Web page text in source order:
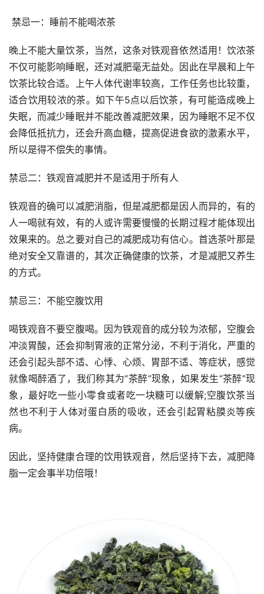
禁忌一：睡前不能喝浓茶
晚上不能大量饮茶，当然，这条对铁观音依然适用！饮浓茶
不仅可能影响睡眠，还对减肥毫无益处。因此在早晨和上午
饮茶比较合适。上午人体代谢率较高，工作任务也比较重，
适合饮用较浓的茶。如下午5点以后饮茶，有可能造成晚上
失眠，而减少睡眠并不能改善减肥效果，因为睡眠不足不仅
会降低抵抗力，还会升高血糖，提高促进食欲的激素水平，
所以是得不偿失的事情。
禁忌二：铁观音减肥并不是适用于所有人
铁观音的确可以减肥消脂，但是减肥都是因人而异的，有的
人一喝就有效，有的人或许需要慢慢的长期过程才能体现出
效果来的。总之要对自己的减肥成功有信心。首选茶叶那是
绝对安全又靠谱的，其次正确健康的饮茶，才是减肥又养生
的方式。
禁忌三：不能空腹饮用
喝铁观音不要空腹喝。因为铁观音的成分较为浓郁，空腹会
冲淡胃酸，还会抑制胃液的正常分泌，不利于消化，严重的
还会引起头部不适、心悸、心烦、胃部不适、等症状，感觉
就像喝醉酒了，我们称其为“茶醉”现象，如果发生“茶醉”现
象，最好吃一些小零食或者吃一块糖可以缓解;空腹饮茶当
然也不利于人体对蛋白质的吸收，还会引起胃粘膜炎等疾
病。
因此，坚持健康合理的饮用铁观音，然后坚持下去，减肥降
脂一定会事半功倍哦！